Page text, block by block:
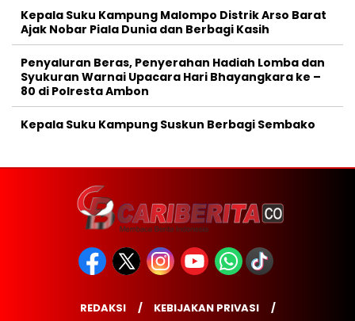
Kepala Suku Kampung Malompo Distrik Arso Barat
Ajak Nobar Piala Dunia dan Berbagi Kasih
Penyaluran Beras, Penyerahan Hadiah Lomba dan
Syukuran Warnai Upacara Hari Bhayangkara ke –
80 di Polresta Ambon
Kepala Suku Kampung Suskun Berbagi Sembako
REDAKSI KEBIJAKAN PRIVASI